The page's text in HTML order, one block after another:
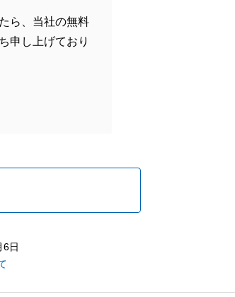
ら、当社の無料
申し上げており
6日